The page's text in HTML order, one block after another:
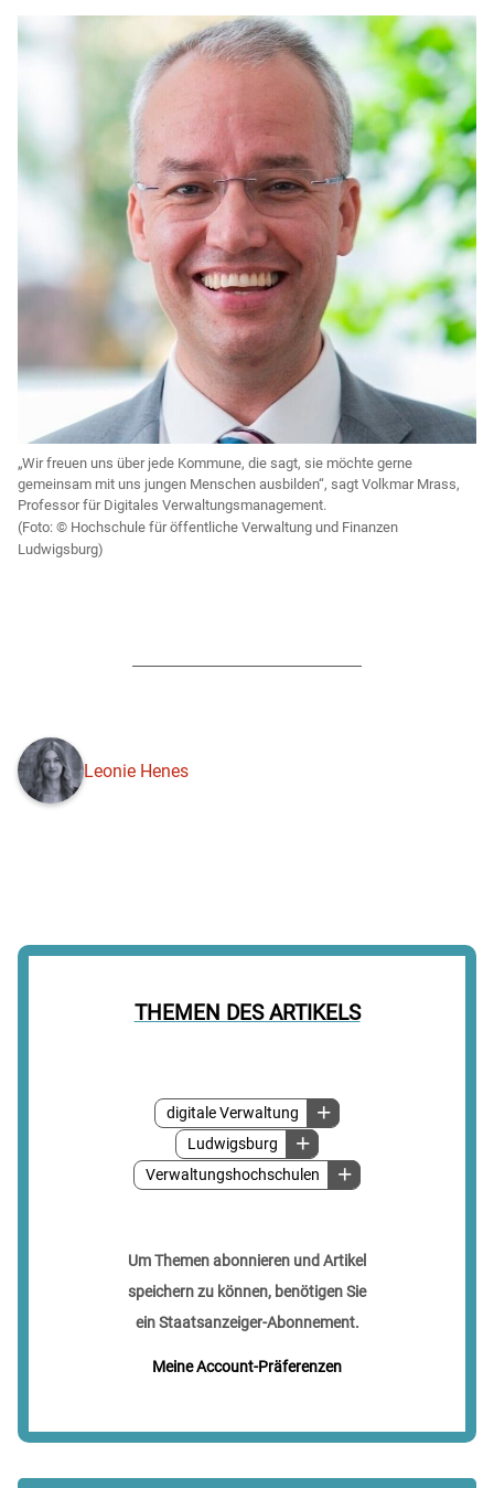
THEMEN DES ARTIKELS
digitale Verwaltung
Ludwigsburg
Verwaltungshochschulen
Um Themen abonnieren und Artikel
speichern zu können, benötigen Sie
ein Staatsanzeiger-Abonnement.
Meine Account-Präferenzen
„Wir freuen uns über jede Kommune, die sagt, sie möchte gerne
gemeinsam mit uns jungen Menschen ausbilden“, sagt Volkmar Mrass,
Professor für Digitales Verwaltungsmanagement.
Hochschule für öffentliche Verwaltung und Finanzen
Ludwigsburg)
Leonie Henes